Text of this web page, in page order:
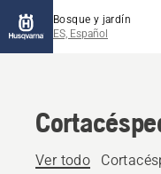
Bosque y jardín
ES, Español
Ver todo